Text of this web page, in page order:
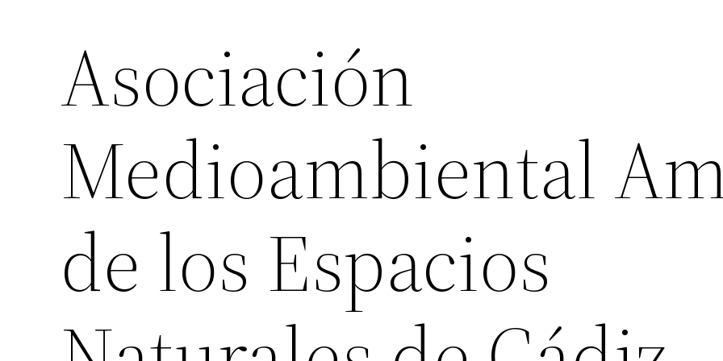
Asociación
Medioambiental
de los Espacios